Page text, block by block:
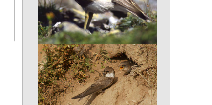
Pluvier guignard